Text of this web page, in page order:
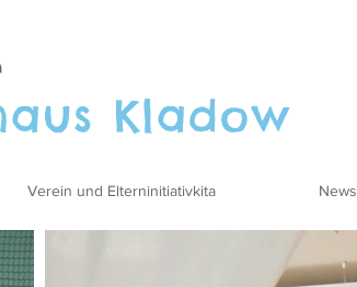
Kladow
Verein und Elterninitiativkita News